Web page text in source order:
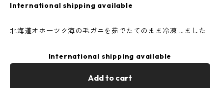
International shipping available
北海道オホーツク海の毛ガニを茹でたてのまま冷凍しました
International shipping available
Add to cart